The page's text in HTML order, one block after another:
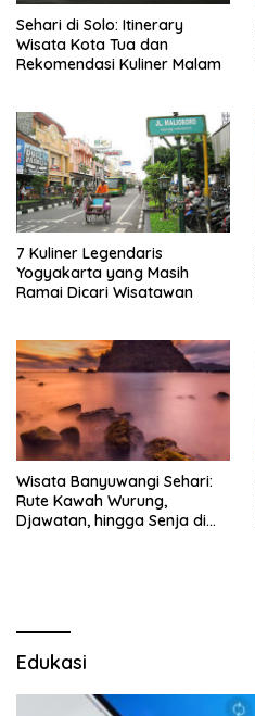
Sehari di Solo: Itinerary
Wisata Kota Tua dan
Rekomendasi Kuliner Malam
7 Kuliner Legendaris
Yogyakarta yang Masih
Ramai Dicari Wisatawan
Wisata Banyuwangi Sehari:
Rute Kawah Wurung,
Djawatan, hingga Senja di
Edukasi